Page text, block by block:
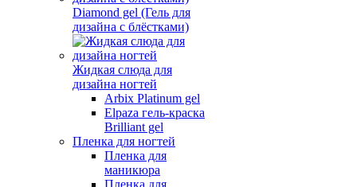
Diamond gel (Гель для
дизайна с блёстками)
Жидкая слюда для
дизайна ногтей
Arbix Platinum gel
Elpaza гель-краска
Brilliant gel
Пленка для ногтей
Пленка для
маникюра
Пленка для